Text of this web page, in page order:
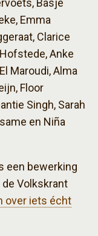
Basje
Emma
Clarice
Anke
Maroudi, Alma
Floor
Singh, Sarah
en Niña
een bewerking
Volkskrant
over iets écht